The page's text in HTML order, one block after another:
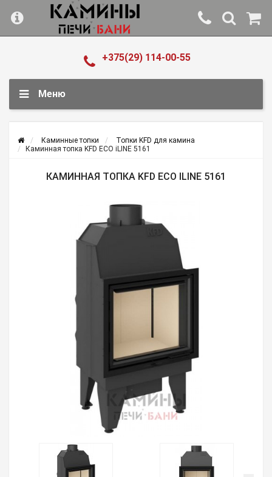
+375(29) 114-00-55
Меню
Каминные топки
Топки KFD для камина
Каминная топка KFD ECO iLINE 5161
КАМИННАЯ ТОПКА KFD ECO ILINE 5161